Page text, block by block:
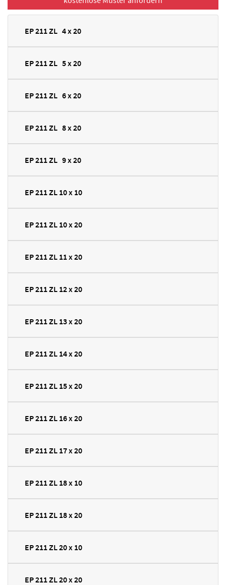
EP 211 ZL 4 x 20
EP 211 ZL 5 x 20
EP 211 ZL 6 x 20
EP 211 ZL 8 x 20
EP 211 ZL 9 x 20
EP 211 ZL 10 x 10
EP 211 ZL 10 x 20
EP 211 ZL 11 x 20
EP 211 ZL 12 x 20
EP 211 ZL 13 x 20
EP 211 ZL 14 x 20
EP 211 ZL 15 x 20
EP 211 ZL 16 x 20
EP 211 ZL 17 x 20
EP 211 ZL 18 x 10
EP 211 ZL 18 x 20
EP 211 ZL 20 x 10
EP 211 ZL 20 x 20